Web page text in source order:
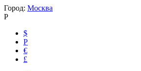
Город: Москва
Р
$
Р
€
£